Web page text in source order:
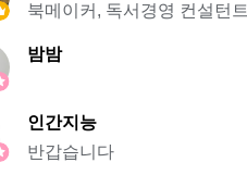
북메이커, 독서경영 컨설턴트
밤밤
인간지능
반갑습니다